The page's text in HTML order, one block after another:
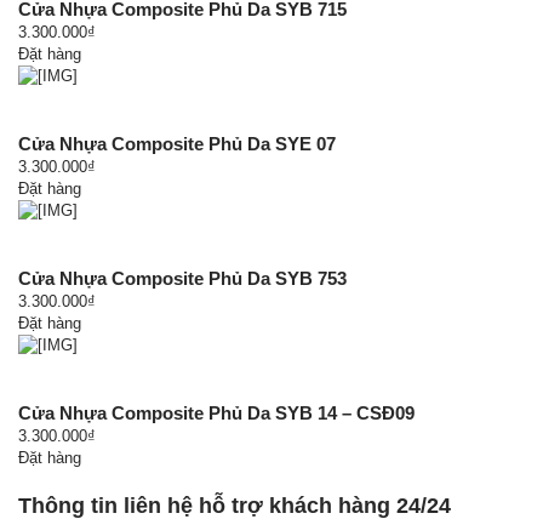
Cửa Nhựa Composite Phủ Da SYB 715
3.300.000₫
Đặt hàng
Cửa Nhựa Composite Phủ Da SYE 07
3.300.000₫
Đặt hàng
Cửa Nhựa Composite Phủ Da SYB 753
3.300.000₫
Đặt hàng
Cửa Nhựa Composite Phủ Da SYB 14 – CSĐ09
3.300.000₫
Đặt hàng
Thông tin liên hệ hỗ trợ khách hàng 24/24